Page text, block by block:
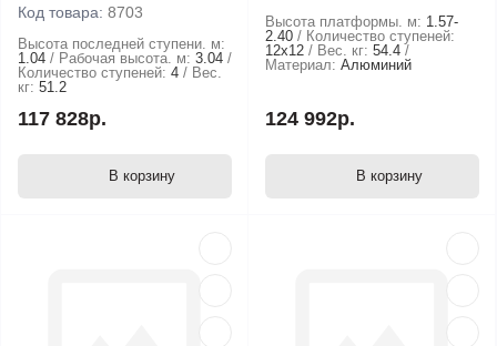
Код товара: 8703
Высота последней ступени. м:
1.04
Рабочая высота. м: 3.04
Количество ступеней: 4
Вес.
кг: 51.2
117 828р.
В корзину
Высота платформы. м: 1.57-
2.40
Количество ступеней:
12х12
Вес. кг: 54.4
Материал: Алюминий
124 992р.
В корзину